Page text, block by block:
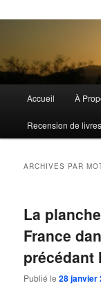
principal
Accueil À
Recension de livres
ARCHIVES PAR
La
France
précédant
Publié le28 janvier